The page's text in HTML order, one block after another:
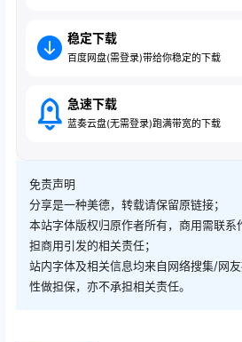
稳定下载
百度网盘(需登录)带给你稳定的下载
急速下载
蓝奏云盘(无需登录)跑满带宽的下载
免责声明
分享是一种美德，转载请保留原链接；
本站字体版权归原作者所有，商用需联系
担商用引发的相关责任；
站内字体及相关信息均来自网络搜集/网
性做担保，亦不承担相关责任。